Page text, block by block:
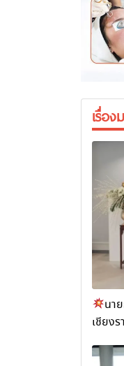
เรื่อง
นา
เชียง
พรรษา